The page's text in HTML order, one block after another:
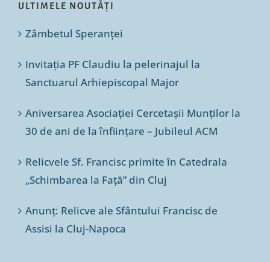
ULTIMELE NOUTĂȚI
Zâmbetul Speranței
Invitația PF Claudiu la pelerinajul la
Sanctuarul Arhiepiscopal Major
Aniversarea Asociației Cercetașii Munților la
30 de ani de la înființare – Jubileul ACM
Relicvele Sf. Francisc primite în Catedrala
„Schimbarea la Față” din Cluj
Anunț: Relicve ale Sfântului Francisc de
Assisi la Cluj-Napoca